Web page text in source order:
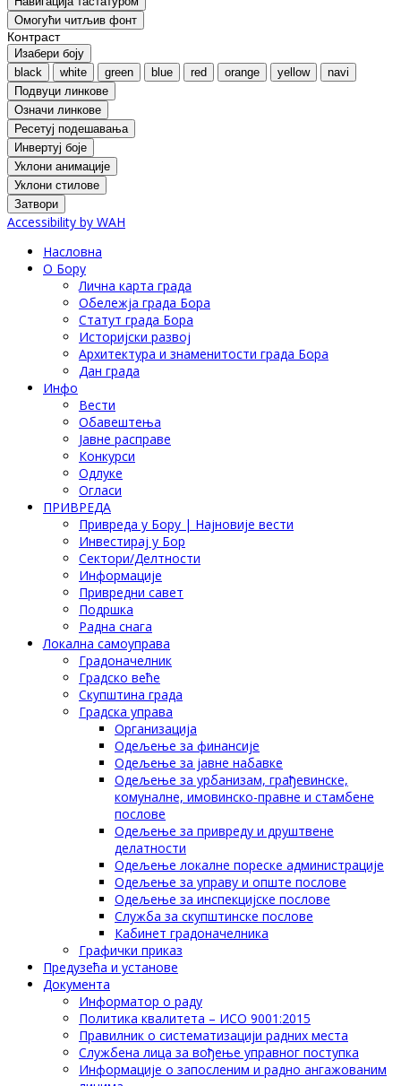
Oмогући читљив фонт
Контраст
Изабери боју
black
white green blue red orange yellow
navi
Подвуци линкове
Означи линкове
Ресетуј подешавања
Инвертуј боје
Уклони анимације
Уклони стилове
Затвори
Accessibility by WAH
Насловна
О Бору
Лична карта града
Обележја града Бора
Статут града Бора
Историјски развој
Архитектура и знаменитости града Бора
Дан града
Инфо
Вести
Обавештења
Јавне расправе
Конкурси
Одлуке
Огласи
ПРИВРЕДА
Привреда у Бору | Најновије вести
Инвестирај у Бор
Сектори/Делтности
Информације
Привредни савет
Подршка
Радна снага
Локална самоуправа
Градоначелник
Градско веће
Скупштина града
Градска управа
Организација
Одељење за финансије
Одељење за јавне набавке
Одељење за урбанизам, грађевинске,
комуналне, имовинско-правне и стамбене
послове
Одељење за привреду и друштвене
делатности
Одељење локалне пореске администрације
Одељење за управу и опште послове
Одељење за инспекцијске послове
Служба за скупштинске послове
Кабинет градоначелника
Графички приказ
Предузећа и установе
Документа
Информатор о раду
Политика квалитета – ИСО 9001:2015
Правилник о систематизацији радних места
Службена лица за вођење управног поступка
Информације о запосленим и радно ангажованим